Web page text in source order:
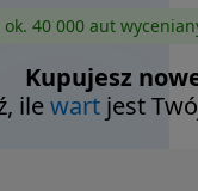
ok. 40 000 aut
Kupujesz
ilewart jest